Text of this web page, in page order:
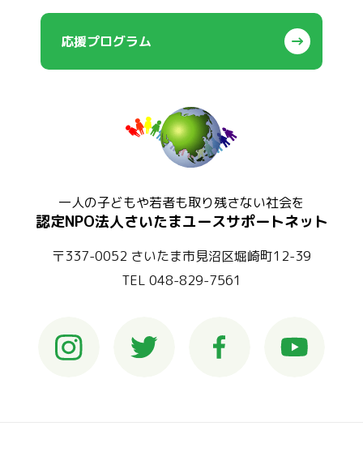
応援プログラム
一人の子どもや若者も取り残さない社会を
認定NPO法人さいたまユースサポートネット
〒337-0052 さいたま市見沼区堀崎町12-39
TEL 048-829-7561